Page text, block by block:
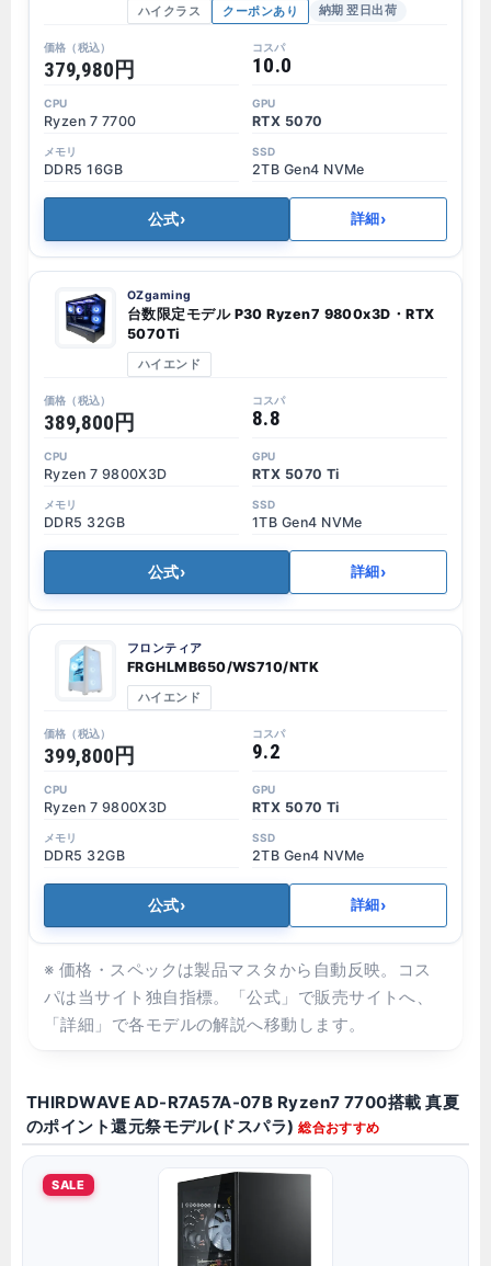
ハイクラス
クーポンあり 納期 翌日出荷
公式› 詳細›
379,980円 10.0
Ryzen 7 7700 RTX 5070
DDR5 16GB 2TB Gen4 NVMe
OZgaming
台数限定モデル P30 Ryzen7 9800x3D・RTX
5070Ti
ハイエンド
公式› 詳細›
389,800円 8.8
Ryzen 7 9800X3D RTX 5070 Ti
DDR5 32GB 1TB Gen4 NVMe
フロンティア
FRGHLMB650/WS710/NTK
ハイエンド
公式› 詳細›
399,800円 9.2
Ryzen 7 9800X3D RTX 5070 Ti
DDR5 32GB 2TB Gen4 NVMe
※ 価格・スペックは製品マスタから自動反映。コス
パは当サイト独自指標。
「公式」で販売サイトへ、
「詳細」で各モデルの解説へ移動します。
THIRDWAVE AD-R7A57A-07B Ryzen7 7700搭載 真夏
のポイント還元祭モデル(ドスパラ)総合おすすめ
SALE